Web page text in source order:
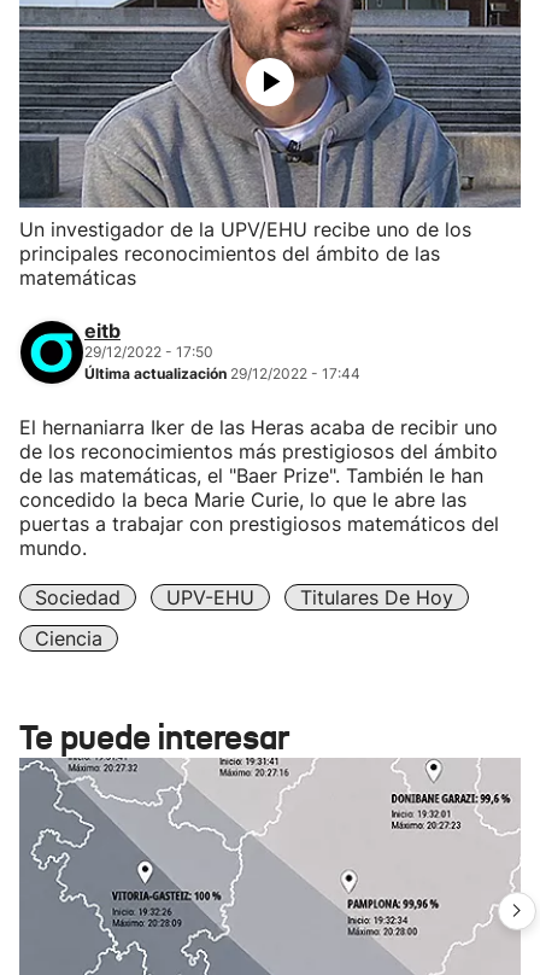
Un investigador de la UPV/EHU recibe uno de los
principales reconocimientos del ámbito de las
matemáticas
eitb
29/12/2022 - 17:50
Última actualización 29/12/2022 - 17:44
El hernaniarra Iker de las Heras acaba de recibir uno
de los reconocimientos más prestigiosos del ámbito
de las matemáticas, el "Baer Prize". También le han
concedido la beca Marie Curie, lo que le abre las
puertas a trabajar con prestigiosos matemáticos del
mundo.
Sociedad UPV-EHU
Titulares De Hoy
Ciencia
Te puede interesar